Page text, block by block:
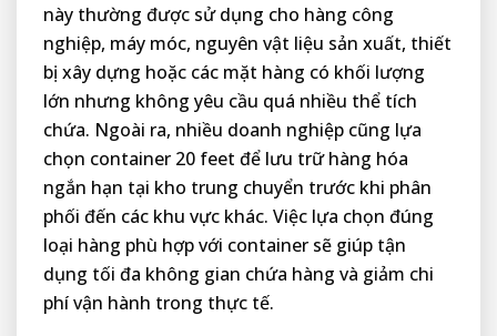
này thường được sử dụng cho hàng công
nghiệp, máy móc, nguyên vật liệu sản xuất, thiết
bị xây dựng hoặc các mặt hàng có khối lượng
lớn nhưng không yêu cầu quá nhiều thể tích
chứa. Ngoài ra, nhiều doanh nghiệp cũng lựa
chọn container 20 feet để lưu trữ hàng hóa
ngắn hạn tại kho trung chuyển trước khi phân
phối đến các khu vực khác. Việc lựa chọn đúng
loại hàng phù hợp với container sẽ giúp tận
dụng tối đa không gian chứa hàng và giảm chi
phí vận hành trong thực tế.